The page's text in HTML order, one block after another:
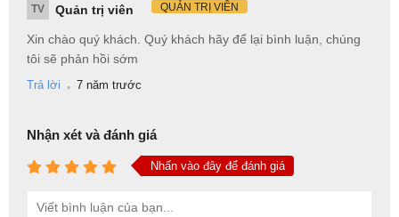
TV Quản trị viên QUẢN TRỊ VIÊN
Xin chào quý khách. Quý khách hãy để lại bình luận, chúng
tôi sẽ phản hồi sớm
Trả lời . 7 năm trước
Nhận xét và đánh giá
Nhấn vào đây để đánh giá